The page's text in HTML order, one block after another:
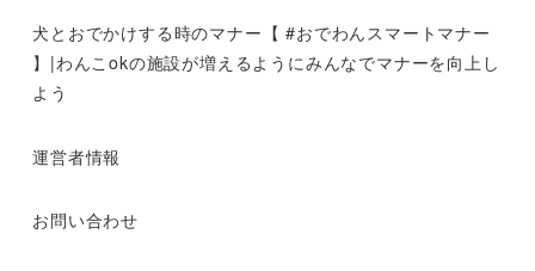
犬とおでかけする時のマナー【 #おでわんスマートマナー
】|わんこokの施設が増えるようにみんなでマナーを向上し
よう
運営者情報
お問い合わせ